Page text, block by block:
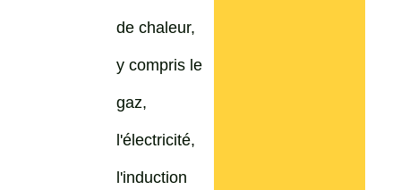
de chaleur,
y compris le
gaz,
l'électricité,
l'induction